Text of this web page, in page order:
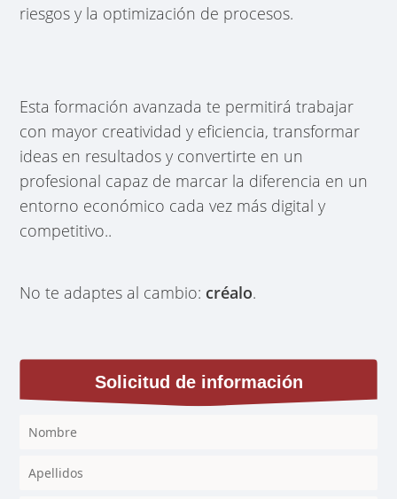
riesgos y la optimización de procesos.
Esta formación avanzada te permitirá trabajar
con mayor creatividad y eficiencia, transformar
ideas en resultados y convertirte en un
profesional capaz de marcar la diferencia en un
entorno económico cada vez más digital y
competitivo..
No te adaptes al cambio: créalo.
Solicitud de información